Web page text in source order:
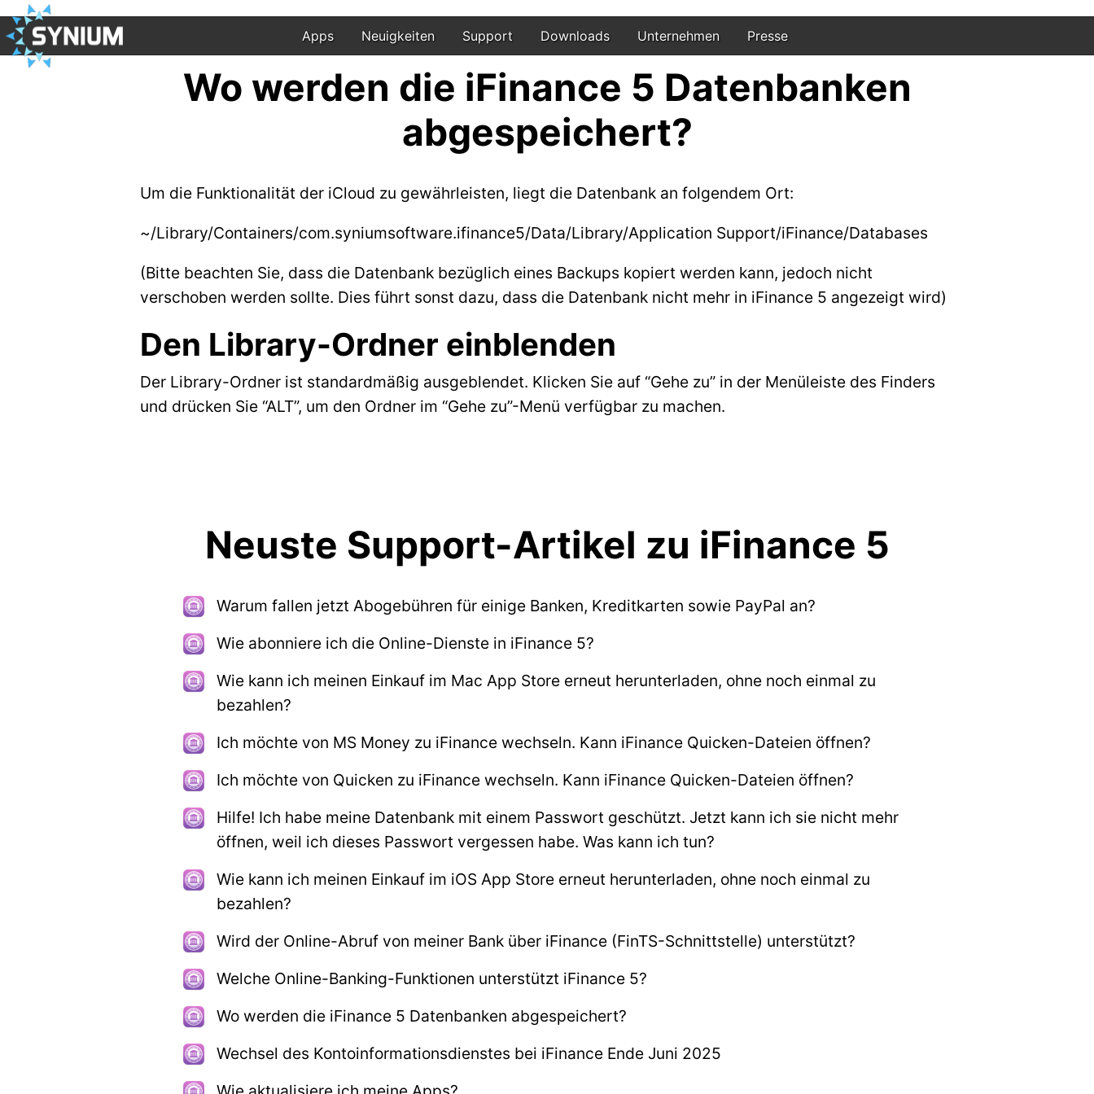
Apps Neuigkeiten Support Downloads Unternehmen Presse
Wo werden die iFinance 5 Datenbanken
abgespeichert?
Um die Funktionalität der iCloud zu gewährleisten, liegt die Datenbank an folgendem Ort:
~/Library/Containers/com.syniumsoftware.ifinance5/Data/Library/Application Support/iFinance/Databases
(Bitte beachten Sie, dass die Datenbank bezüglich eines Backups kopiert werden kann, jedoch nicht
verschoben werden sollte. Dies führt sonst dazu, dass die Datenbank nicht mehr in iFinance 5 angezeigt wird)
Den Library-Ordner einblenden
Der Library-Ordner ist standardmäßig ausgeblendet. Klicken Sie auf “Gehe zu” in der Menüleiste des Finders
und drücken Sie “ALT”, um den Ordner im “Gehe zu”-Menü verfügbar zu machen.
Neuste Support-Artikel zu iFinance 5
Warum fallen jetzt Abogebühren für einige Banken, Kreditkarten sowie PayPal an?
Wie abonniere ich die Online-Dienste in iFinance 5?
Wie kann ich meinen Einkauf im Mac App Store erneut herunterladen, ohne noch einmal zu
bezahlen?
Ich möchte von MS Money zu iFinance wechseln. Kann iFinance Quicken-Dateien öffnen?
Ich möchte von Quicken zu iFinance wechseln. Kann iFinance Quicken-Dateien öffnen?
Hilfe! Ich habe meine Datenbank mit einem Passwort geschützt. Jetzt kann ich sie nicht mehr
öffnen, weil ich dieses Passwort vergessen habe. Was kann ich tun?
Wie kann ich meinen Einkauf im iOS App Store erneut herunterladen, ohne noch einmal zu
bezahlen?
Wird der Online-Abruf von meiner Bank über iFinance (FinTS-Schnittstelle) unterstützt?
Welche Online-Banking-Funktionen unterstützt iFinance 5?
Wo werden die iFinance 5 Datenbanken abgespeichert?
Wechsel des Kontoinformationsdienstes bei iFinance Ende Juni 2025